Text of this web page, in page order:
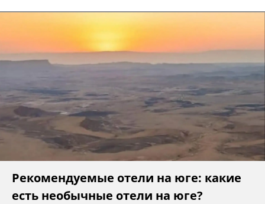
Рекомендуемые отели на юге: какие
есть необычные отели на юге?